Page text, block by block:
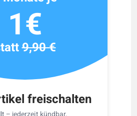
freischalten
1€
9,90 €